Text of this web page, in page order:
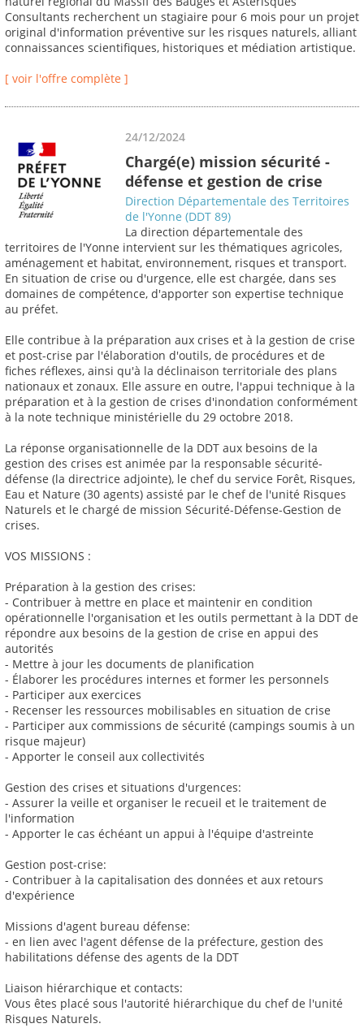
Consultants recherchent un stagiaire pour 6 mois pour un projet
original d'information préventive sur les risques naturels, alliant
connaissances scientifiques, historiques et médiation artistique.
[ voir l'offre complète ]
24/12/2024
Chargé(e) mission sécurité -
défense et gestion de crise
Direction Départementale des Territoires
de l'Yonne (DDT 89)
La direction départementale des
territoires de l'Yonne intervient sur les thématiques agricoles,
aménagement et habitat, environnement, risques et transport.
En situation de crise ou d'urgence, elle est chargée, dans ses
domaines de compétence, d'apporter son expertise technique
au préfet.
Elle contribue à la préparation aux crises et à la gestion de crise
et post-crise par l'élaboration d'outils, de procédures et de
fiches réflexes, ainsi qu'à la déclinaison territoriale des plans
nationaux et zonaux. Elle assure en outre, l'appui technique à la
préparation et à la gestion de crises d'inondation conformément
à la note technique ministérielle du 29 octobre 2018.
La réponse organisationnelle de la DDT aux besoins de la
gestion des crises est animée par la responsable sécurité-
défense (la directrice adjointe), le chef du service Forêt, Risques,
Eau et Nature (30 agents) assisté par le chef de l'unité Risques
Naturels et le chargé de mission Sécurité-Défense-Gestion de
crises.
VOS MISSIONS :
Préparation à la gestion des crises:
- Contribuer à mettre en place et maintenir en condition
opérationnelle l'organisation et les outils permettant à la DDT de
répondre aux besoins de la gestion de crise en appui des
autorités
- Mettre à jour les documents de planification
- Élaborer les procédures internes et former les personnels
- Participer aux exercices
- Recenser les ressources mobilisables en situation de crise
- Participer aux commissions de sécurité (campings soumis à un
risque majeur)
- Apporter le conseil aux collectivités
Gestion des crises et situations d'urgences:
- Assurer la veille et organiser le recueil et le traitement de
l'information
- Apporter le cas échéant un appui à l'équipe d'astreinte
Gestion post-crise:
- Contribuer à la capitalisation des données et aux retours
d'expérience
Missions d'agent bureau défense:
- en lien avec l'agent défense de la préfecture, gestion des
habilitations défense des agents de la DDT
Liaison hiérarchique et contacts:
Vous êtes placé sous l'autorité hiérarchique du chef de l'unité
Risques Naturels.